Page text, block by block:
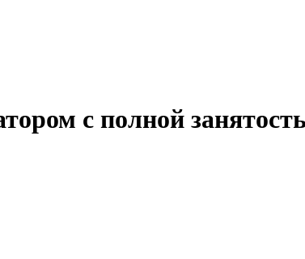
с полной